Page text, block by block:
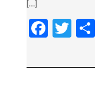
[…]
F
e
T
itt